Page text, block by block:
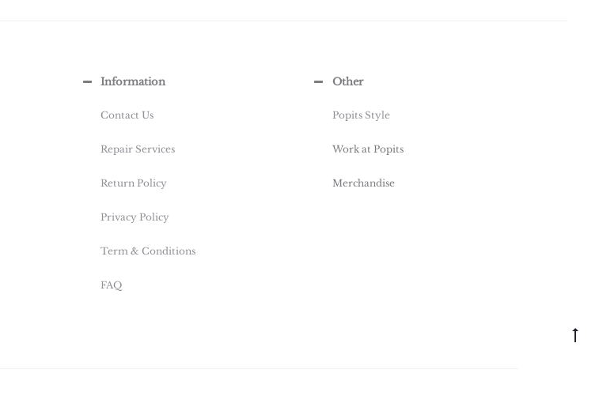
Information
Contact Us
Repair Services
Return Policy
Privacy Policy
Term & Conditions
FAQ
Other
Popits Style
Work at Popits
Merchandise